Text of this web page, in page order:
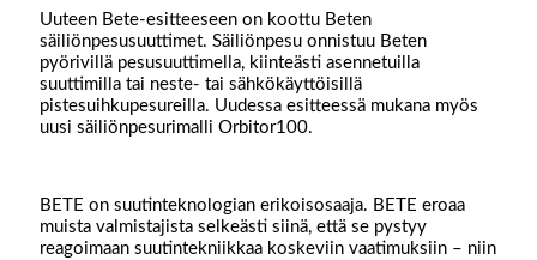
Uuteen Bete-esitteeseen on koottu Beten
säiliönpesusuuttimet. Säiliönpesu onnistuu Beten
pyörivillä pesusuuttimella, kiinteästi asennetuilla
suuttimilla tai neste- tai sähkökäyttöisillä
pistesuihkupesureilla. Uudessa esitteessä mukana myös
uusi säiliönpesurimalli Orbitor100.
BETE on suutinteknologian erikoisosaaja. BETE eroaa
muista valmistajista selkeästi siinä, että se pystyy
reagoimaan suutintekniikkaa koskeviin vaatimuksiin – niin